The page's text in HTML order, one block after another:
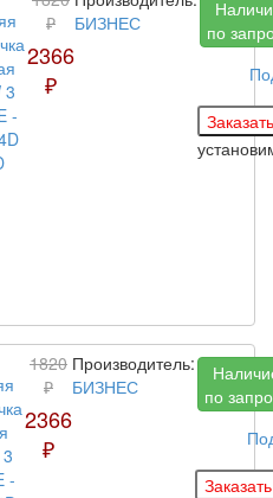
₽
2366
₽
БИЗНЕС
по
1820
₽
2366
₽
Производитель:
БИЗНЕС
по